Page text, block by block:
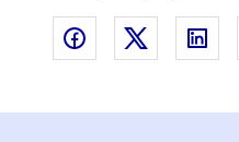
Partager surPartager